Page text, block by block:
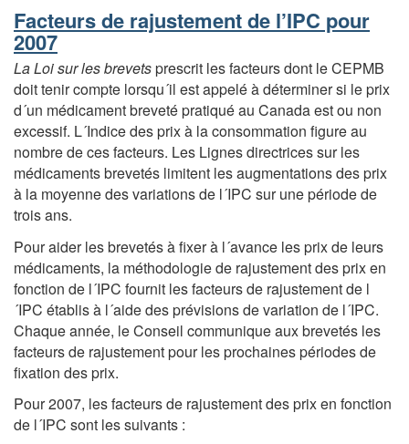
Facteurs de rajustement de l’IPC pour
2007
La Loi sur les brevetsprescrit les facteurs dont le CEPMB
doit tenir compte lorsqu´il est appelé à déterminer si le prix
d´un médicament breveté pratiqué au Canada est ou non
excessif. L´Indice des prix à la consommation figure au
nombre de ces facteurs. Les Lignes directrices sur les
médicaments brevetés limitent les augmentations des prix
à la moyenne des variations de l´IPC sur une période de
trois ans.
Pour aider les brevetés à fixer à l´avance les prix de leurs
médicaments, la méthodologie de rajustement des prix en
fonction de l´IPC fournit les facteurs de rajustement de l
´IPC établis à l´aide des prévisions de variation de l´IPC.
Chaque année, le Conseil communique aux brevetés les
facteurs de rajustement pour les prochaines périodes de
fixation des prix.
Pour 2007, les facteurs de rajustement des prix en fonction
de l´IPC sont les suivants :